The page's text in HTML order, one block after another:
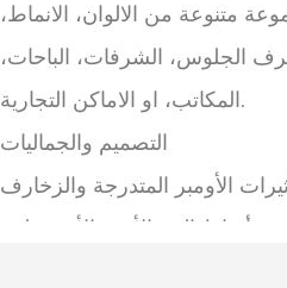
متنوعة من الالوان، الانماط،
الجلوس، الشرفات، الباحات،
المكاتب، او الاماكن التجارية.
التصميم والجماليات
الأومبر المتدرجة والزخارف
الحد الأدنى الأنيقة تلبي